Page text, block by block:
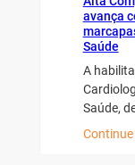
avança
Saúde
Saúde,